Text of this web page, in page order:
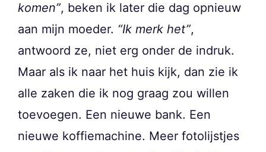
komen”, beken ik later die dag opnieuw
aan mijn moeder. “Ik merk het”,
antwoord ze, niet erg onder de indruk.
Maar als ik naar het huis kijk, dan zie ik
alle zaken die ik nog graag zou willen
toevoegen. Een nieuwe bank. Een
nieuwe koffiemachine. Meer fotolijstjes